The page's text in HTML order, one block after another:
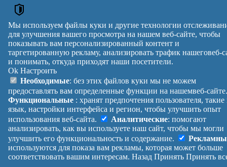
Почтовые индексы Украины. Обновлено : 27-07-2026.
Львівський
р-н,
Львівська
обл.
69
Вулиця № будинків
Індекс
reklama
Правила
Помощь
Платные
услуги
Политика
конфиденциальности
Манифест
О проекте
Обратная
связь
Украина
Вход |
Выход
Мы используем файлы куки и другие технологии
для улучшения вашего просмотра на нашем веб-сайте, чтобы
показывать вам персонализированный контент и
таргетированную рекламу, анализировать трафик нашеговеб-
и понимать, откуда приходят наши посетители.
Ok Настроить
Необходимые: без этих файлов куки мы не можем
предоставлять вам определенные функции на нашемвеб-
Функциональные : хранят предпочтения пользователя, такие
язык, настройки интерфейса и регион, чтобы улучшить опыт
использования веб-сайта.
Аналитические: помогают
анализировать, как вы используете наш сайт, чтобы мы могли
улучшить его функциональность и содержание.
используются для показа вам рекламы, которая может больше
соответствовать вашим интересам. Назад Принять Принять